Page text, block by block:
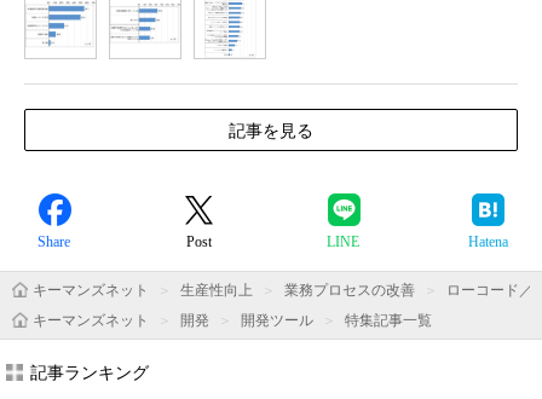
記事を見る
Share Post LINE Hatena
キーマンズネット 生産性向上 業務プロセスの改善
ローコード／
キーマンズネット
開発 開発ツール 特集記事一覧
記事ランキング